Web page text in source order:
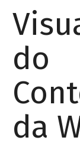
do
da